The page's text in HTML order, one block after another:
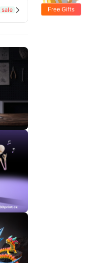
sale  Free Gifts